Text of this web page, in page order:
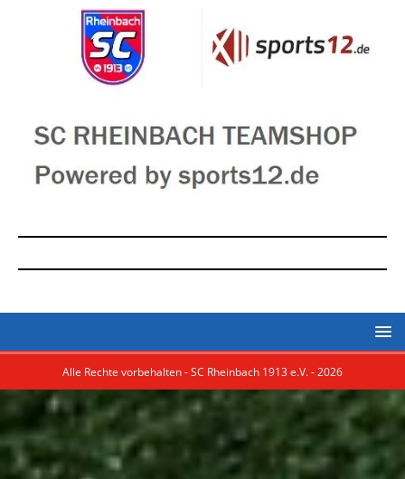
Alle Rechte vorbehalten - SC Rheinbach 1913 e.V. - 2026